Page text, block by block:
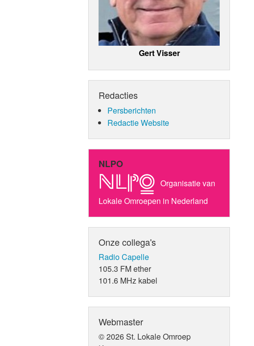
Gert Visser
Redacties
Persberichten
Redactie Website
NLPO
Organisatie van
Lokale Omroepen in Nederland
Onze collega's
Radio Capelle
105.3 FM ether
101.6 MHz kabel
Webmaster
© 2026 St. Lokale Omroep